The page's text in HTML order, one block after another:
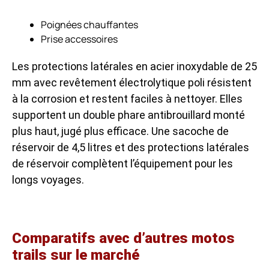
Poignées chauffantes
Prise accessoires
Les protections latérales en acier inoxydable de 25
mm avec revêtement électrolytique poli résistent
à la corrosion et restent faciles à nettoyer. Elles
supportent un double phare antibrouillard monté
plus haut, jugé plus efficace. Une sacoche de
réservoir de 4,5 litres et des protections latérales
de réservoir complètent l’équipement pour les
longs voyages.
Comparatifs avec d’autres motos
trails sur le marché